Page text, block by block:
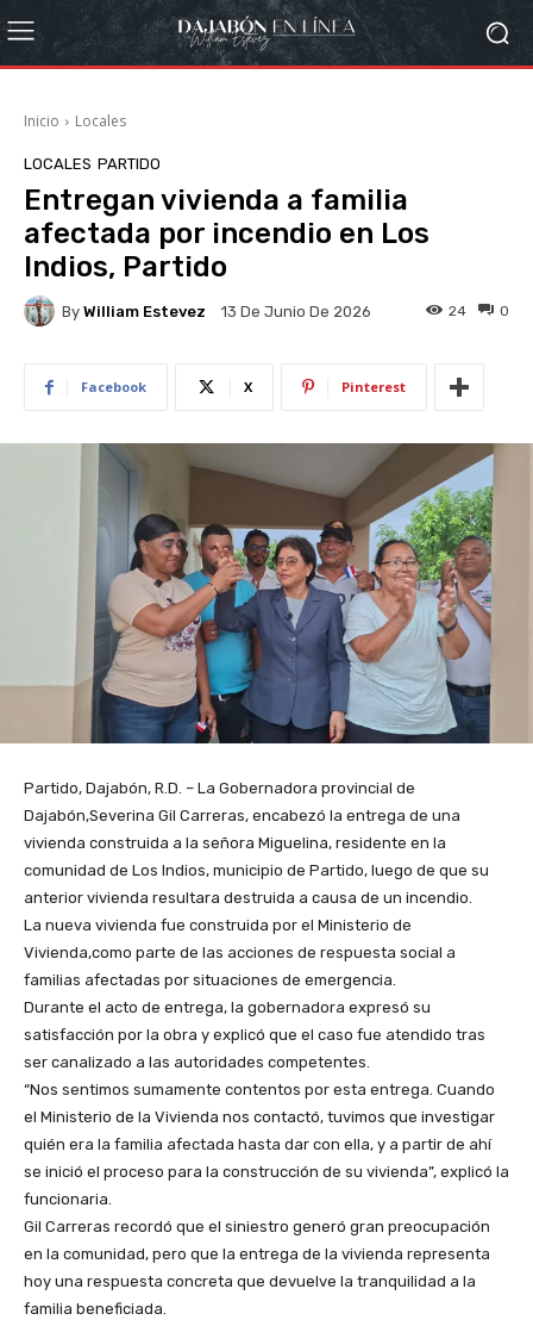
Inicio Locales
LOCALES PARTIDO
Entregan vivienda a familia
afectada por incendio en Los
Indios, Partido
By William Estevez 13 De Junio De 2026 0
24
Facebook X Pinterest
Partido, Dajabón, R.D. – La Gobernadora provincial de
Dajabón,Severina Gil Carreras, encabezó la entrega de una
vivienda construida a la señora Miguelina, residente en la
comunidad de Los Indios, municipio de Partido, luego de que su
anterior vivienda resultara destruida a causa de un incendio.
La nueva vivienda fue construida por el Ministerio de
Vivienda,como parte de las acciones de respuesta social a
familias afectadas por situaciones de emergencia.
Durante el acto de entrega, la gobernadora expresó su
satisfacción por la obra y explicó que el caso fue atendido tras
ser canalizado a las autoridades competentes.
“Nos sentimos sumamente contentos por esta entrega. Cuando
el Ministerio de la Vivienda nos contactó, tuvimos que investigar
quién era la familia afectada hasta dar con ella, y a partir de ahí
se inició el proceso para la construcción de su vivienda”, explicó la
funcionaria.
Gil Carreras recordó que el siniestro generó gran preocupación
en la comunidad, pero que la entrega de la vivienda representa
hoy una respuesta concreta que devuelve la tranquilidad a la
familia beneficiada.